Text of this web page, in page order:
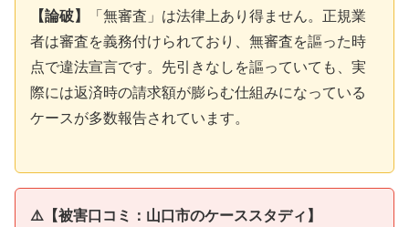
【論破】
「無審査」は法律上あり得ません。正規業
者は審査を義務付けられており、無審査を謳った時
点で違法宣言です。先引きなしを謳っていても、実
際には返済時の請求額が膨らむ仕組みになっている
ケースが多数報告されています。
⚠️【被害口コミ：山口市のケーススタディ】